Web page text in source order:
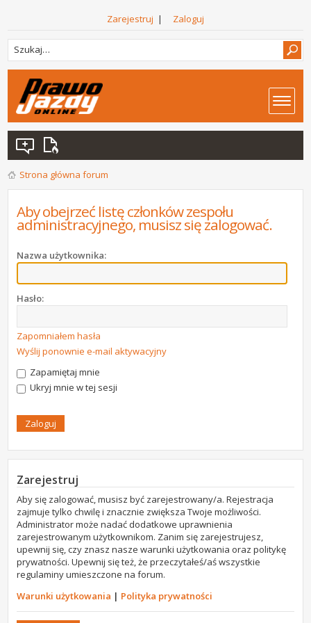
Zarejestruj | Zaloguj
Strona główna forum
Aby obejrzeć listę członków zespołu
administracyjnego, musisz się zalogować.
Nazwa użytkownika:
Hasło:
Zapomniałem hasła
Wyślij ponownie e-mail aktywacyjny
Zapamiętaj mnie
Ukryj mnie w tej sesji
Zarejestruj
Aby się zalogować, musisz być zarejestrowany/a. Rejestracja
zajmuje tylko chwilę i znacznie zwiększa Twoje możliwości.
Administrator może nadać dodatkowe uprawnienia
zarejestrowanym użytkownikom. Zanim się zarejestrujesz,
upewnij się, czy znasz nasze warunki użytkowania oraz politykę
prywatności. Upewnij się też, że przeczytałeś/aś wszystkie
regulaminy umieszczone na forum.
Warunki użytkowania | Polityka prywatności